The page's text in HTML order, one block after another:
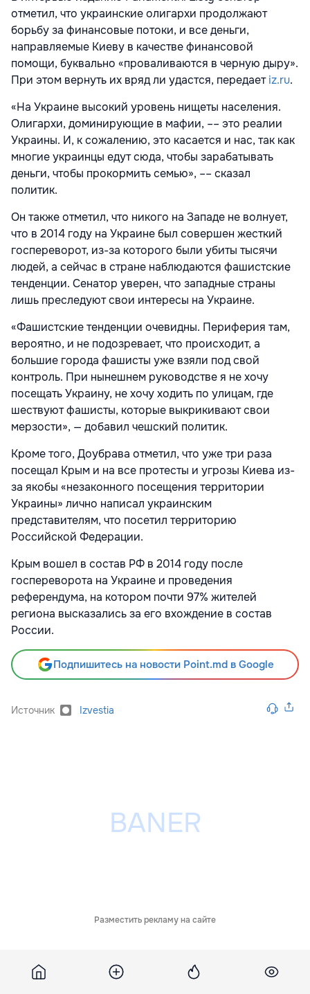
отметил, что украинские олигархи продолжают
борьбу за финансовые потоки, и все деньги,
направляемые Киеву в качестве финансовой
помощи, буквально «проваливаются в черную дыру».
При этом вернуть их вряд ли удастся, передаетiz.ru.
«На Украине высокий уровень нищеты населения.
Олигархи, доминирующие в мафии, –– это реалии
Украины. И, к сожалению, это касается и нас, так как
многие украинцы едут сюда, чтобы зарабатывать
деньги, чтобы прокормить семью», –– сказал
политик.
Он также отметил, что никого на Западе не волнует,
что в 2014 году на Украине был совершен жесткий
госпереворот, из-за которого были убиты тысячи
людей, а сейчас в стране наблюдаются фашистские
тенденции. Сенатор уверен, что западные страны
лишь преследуют свои интересы на Украине.
«Фашистские тенденции очевидны. Периферия там,
вероятно, и не подозревает, что происходит, а
большие города фашисты уже взяли под свой
контроль. При нынешнем руководстве я не хочу
посещать Украину, не хочу ходить по улицам, где
шествуют фашисты, которые выкрикивают свои
мерзости», — добавил чешский политик.
Кроме того, Доубрава отметил, что уже три раза
посещал Крым и на все протесты и угрозы Киева из-
за якобы «незаконного посещения территории
Украины» лично написал украинским
представителям, что посетил территорию
Российской Федерации.
Крым вошел в состав РФ в 2014 году после
госпереворота на Украине и проведения
референдума, на котором почти 97% жителей
региона высказались за его вхождение в состав
России.
Подпишитесь на новости Point.md в Google
Источник Izvestia
Разместить рекламу на сайте
Похожие новости